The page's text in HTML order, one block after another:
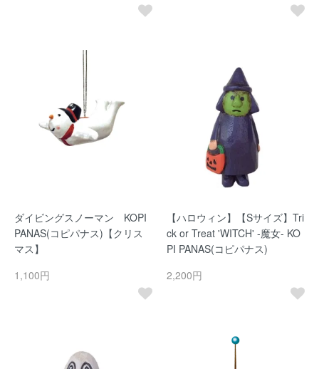
ダイビングスノーマン KOPI
PANAS(コピパナス)【クリス
マス】
1,100円
【ハロウィン】【Sサイズ】Tri
ck or Treat 'WITCH' -魔女- KO
PI PANAS(コピパナス)
2,200円